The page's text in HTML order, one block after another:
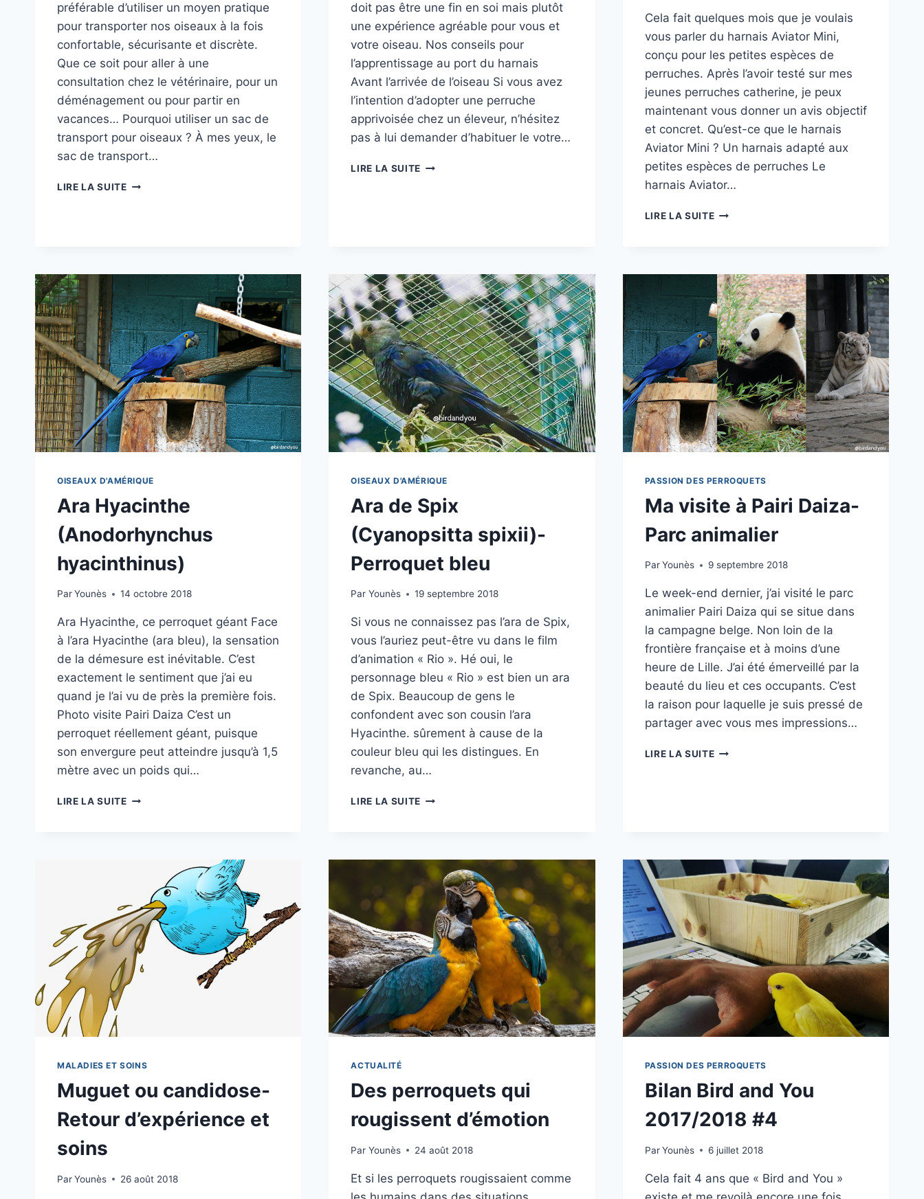
préférable d’utiliser un moyen pratique
pour transporter nos oiseaux à la fois
confortable, sécurisante et discrète.
Que ce soit pour aller à une
consultation chez le vétérinaire, pour un
déménagement ou pour partir en
vacances… Pourquoi utiliser un sac de
transport pour oiseaux ? À mes yeux, le
sac de transport…
LIRE LA SUITESAC
doit pas être une fin en soi mais plutôt
une expérience agréable pour vous et
votre oiseau. Nos conseils pour
l’apprentissage au port du harnais
Avant l’arrivée de l’oiseau Si vous avez
l’intention d’adopter une perruche
apprivoisée chez un éleveur, n’hésitez
pas à lui demander d’habituer le votre…
LIRE LA SUITE PORT
Cela fait quelques mois que je voulais
vous parler du harnais Aviator Mini,
conçu pour les petites espèces de
perruches. Après l’avoir testé sur mes
jeunes perruches catherine, je peux
maintenant vous donner un avis objectif
et concret. Qu’est-ce que le harnais
Aviator Mini ? Un harnais adapté aux
petites espèces de perruches Le
harnais Aviator…
LIRE LA SUITEHARNAIS
PERRUCHES:
MON
TEST
OISEAUX D'AMÉRIQUE
Ara Hyacinthe
(Anodorhynchus
hyacinthinus)
ParYounès 14 octobre 2018
Ara Hyacinthe, ce perroquet géant Face
à l’ara Hyacinthe (ara bleu), la sensation
de la démesure est inévitable. C’est
exactement le sentiment que j’ai eu
quand je l’ai vu de près la première fois.
Photo visite Pairi Daiza C’est un
perroquet réellement géant, puisque
son envergure peut atteindre jusqu’à 1,5
mètre avec un poids qui…
LIRE LA SUITEARA
OISEAUX D'AMÉRIQUE
Ara de Spix
(Cyanopsitta spixii)-
Perroquet bleu
Par Younès 19 septembre 2018
Si vous ne connaissez pas l’ara de Spix,
vous l’auriez peut-être vu dans le film
d’animation « Rio ». Hé oui, le
personnage bleu « Rio » est bien un ara
de Spix. Beaucoup de gens le
confondent avec son cousin l’ara
Hyacinthe. sûrement à cause de la
couleur bleu qui les distingues. En
revanche, au…
LIRE LA SUITE ARA
PERROQUET
BLEU
PASSION DES PERROQUETS
Ma visite à Pairi Daiza-
Parc animalier
Par Younès 9 septembre 2018
Le week-end dernier, j’ai visité le parc
animalier Pairi Daiza qui se situe dans
la campagne belge. Non loin de la
frontière française et à moins d’une
heure de Lille. J’ai été émerveillé par la
beauté du lieu et ces occupants. C’est
la raison pour laquelle je suis pressé de
partager avec vous mes impressions…
LIRE LA SUITEMA
MALADIES ET SOINS
Muguet ou candidose-
Retour d’expérience et
soins
ParYounès 26 août 2018
ACTUALITÉ
Des perroquets qui
rougissent d’émotion
Par Younès 24 août 2018
Et si les perroquets rougissaient comme
PASSION DES PERROQUETS
Bilan Bird and You
2017/2018 #4
Par Younès 6 juillet 2018
Cela fait 4 ans que « Bird and You »